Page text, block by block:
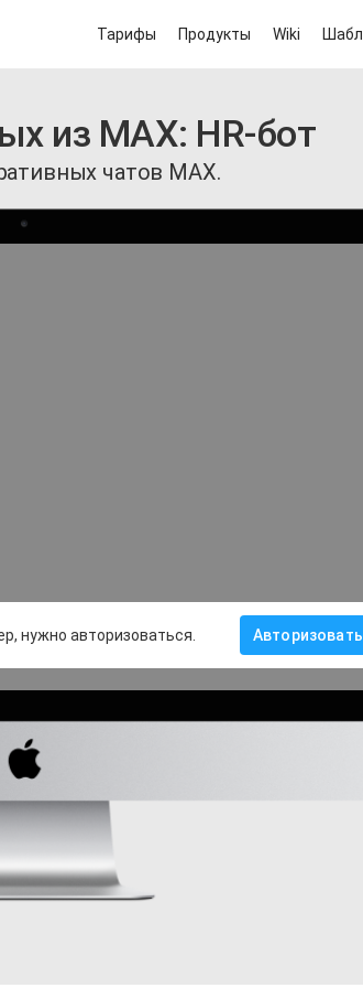
Тарифы Продукты Wiki
из MAX: HR-бот
чатов MAX.
нужно авторизоваться.